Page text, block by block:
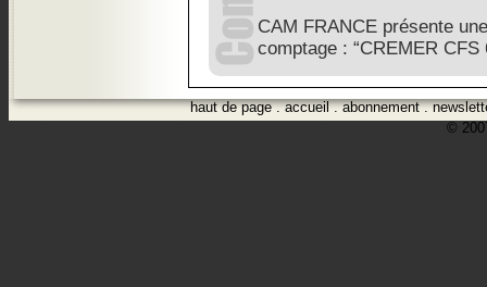
CAM FRANCE présente
comptage : “CREMER CFS
haut de page.accueil.abonnement.
©